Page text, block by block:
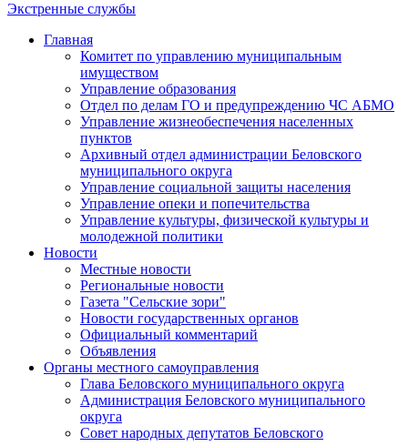
Экстренные службы
Главная
Комитет по управлению муниципальным
имуществом
Управление образования
Отдел по делам ГО и предупреждению ЧС АБМО
Управление жизнеобеспечения населенных
пунктов
Архивный отдел администрации Беловского
муниципального округа
Управление социальной защиты населения
Управление опеки и попечительства
Управление культуры, физической культуры и
молодежной политики
Новости
Местные новости
Региональные новости
Газета "Сельские зори"
Новости государственных органов
Официальный комментарий
Объявления
Органы местного самоуправления
Глава Беловского муниципального округа
Администрация Беловского муниципального
округа
Совет народных депутатов Беловского